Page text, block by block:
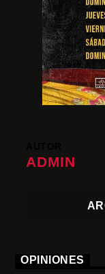
ADMIN
OPINIONES